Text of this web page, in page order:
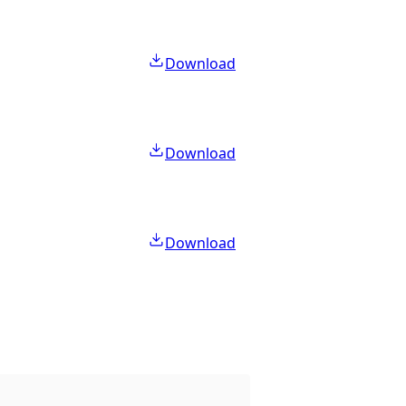
Download
Download
Download